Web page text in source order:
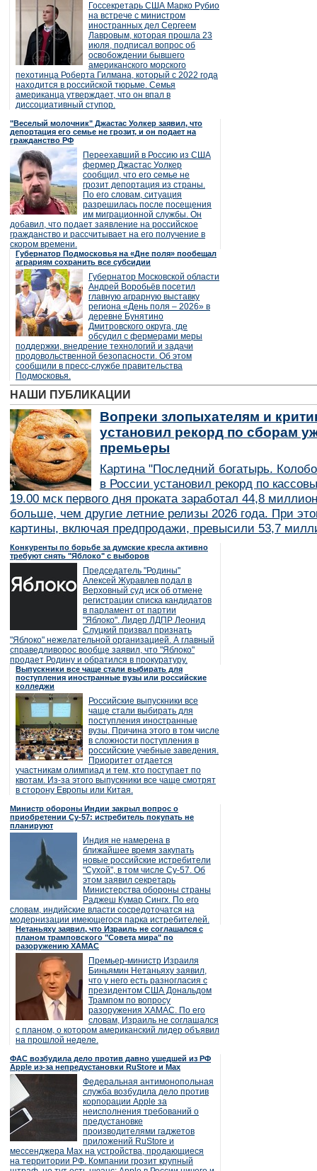
Госсекретарь США Марко Рубио
на встрече с министром
иностранных дел Сергеем
Лавровым, которая прошла 23
июля, подписал вопрос об
освобождении бывшего
американского морского
пехотинца Роберта Гилмана, который с 2022 года
находится в российской тюрьме. Семья
американца утверждает, что он впал в
диссоциативный ступор.
"Веселый молочник" Джастас Уолкер заявил, что
депортация его семье не грозит, и он подает на
гражданство РФ
Переехавший в Россию из США
фермер Джастас Уолкер
сообщил, что его семье не
грозит депортация из страны.
По его словам, ситуация
разрешилась после посещения
им миграционной службы. Он
добавил, что подает заявление на российское
гражданство и рассчитывает на его получение в
скором времени.
Губернатор Подмосковья на «Дне поля» пообещал
аграриям сохранить все субсидии
Губернатор Московской области
Андрей Воробьёв посетил
главную аграрную выставку
региона «День поля – 2026» в
деревне Бунятино
Дмитровского округа, где
обсудил с фермерами меры
поддержки, внедрение технологий и задачи
продовольственной безопасности. Об этом
сообщили в пресс-службе правительства
Подмосковья.
НАШИ ПУБЛИКАЦИИ
Вопреки злопыхателям и
установил рекорд по сборам
премьеры
Картина "Последний богатырь.
в России установил рекорд по
19.00 мск первого дня проката заработал 44,8
больше, чем другие летние релизы 2026 года. При
картины, включая предпродажи, превысили 53,7
Конкуренты по борьбе за думские кресла активно
требуют снять "Яблоко" с выборов
Председатель "Родины"
Алексей Журавлев подал в
Верховный суд иск об отмене
регистрации списка кандидатов
в парламент от партии
"Яблоко". Лидер ЛДПР Леонид
Слуцкий призвал признать
"Яблоко" нежелательной организацией. А главный
справедливорос вообще заявил, что "Яблоко"
продает Родину и обратился в прокуратуру.
Выпускники все чаще стали выбирать для
поступления иностранные вузы или российские
колледжи
Российские выпускники все
чаще стали выбирать для
поступления иностранные
вузы. Причина этого в том числе
в сложности поступления в
российские учебные заведения.
Приоритет отдается
участникам олимпиад и тем, кто поступает по
квотам. Из-за этого выпускники все чаще смотрят
в сторону Европы или Китая.
Министр обороны Индии закрыл вопрос о
приобретении Су-57: истребитель покупать не
планируют
Индия не намерена в
ближайшее время закупать
новые российские истребители
"Сухой", в том числе Су-57. Об
этом заявил секретарь
Министерства обороны страны
Раджеш Кумар Сингх. По его
словам, индийские власти сосредоточатся на
модернизации имеющегося парка истребителей.
Нетаньяху заявил, что Израиль не соглашался с
планом трамповского "Совета мира" по
разоружению ХАМАС
Премьер-министр Израиля
Биньямин Нетаньяху заявил,
что у него есть разногласия с
президентом США Дональдом
Трампом по вопросу
разоружения ХАМАС. По его
словам, Израиль не соглашался
с планом, о котором американский лидер объявил
на прошлой неделе.
ФАС возбудила дело против давно ушедшей из РФ
Apple из-за непредустановки RuStore и Max
Федеральная антимонопольная
служба возбудила дело против
корпорации Apple за
неисполнения требований о
предустановке
производителями гаджетов
приложений RuStore и
мессенджера Max на устройства, продающиеся
на территории РФ. Компании грозит крупный